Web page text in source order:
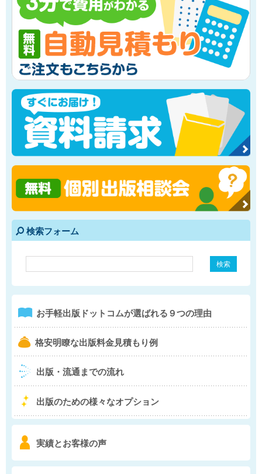
e 検索フォーム
1 お手軽出版ドットコムが選ばれる９つの理由
b 格安明瞭な出版料金見積もり例
4 出版・流通までの流れ
5 出版のための様々なオプション
6 実績とお客様の声